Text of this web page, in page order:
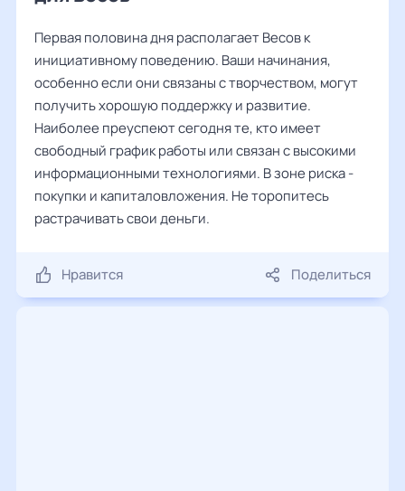
Первая половина дня располагает Весов к
инициативному поведению. Ваши начинания,
особенно если они связаны с творчеством, могут
получить хорошую поддержку и развитие.
Наиболее преуспеют сегодня те, кто имеет
свободный график работы или связан с высокими
информационными технологиями. В зоне риска -
покупки и капиталовложения. Не торопитесь
растрачивать свои деньги.
Нравится Поделиться